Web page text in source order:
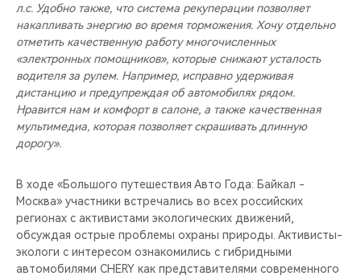
л.с. Удобно также, что система рекуперации позволяет
накапливать энергию во время торможения. Хочу отдельно
отметить качественную работу многочисленных
«электронных помощников», которые снижают усталость
водителя за рулем. Например, исправно удерживая
дистанцию и предупреждая об автомобилях рядом.
Нравится нам и комфорт в салоне, а также качественная
мультимедиа, которая позволяет скрашивать длинную
дорогу».
В ходе «Большого путешествия Авто Года: Байкал -
Москва» участники встречались во всех российских
регионах с активистами экологических движений,
обсуждая острые проблемы охраны природы. Активисты-
экологи с интересом ознакомились с гибридными
автомобилями CHERY как представителями современного